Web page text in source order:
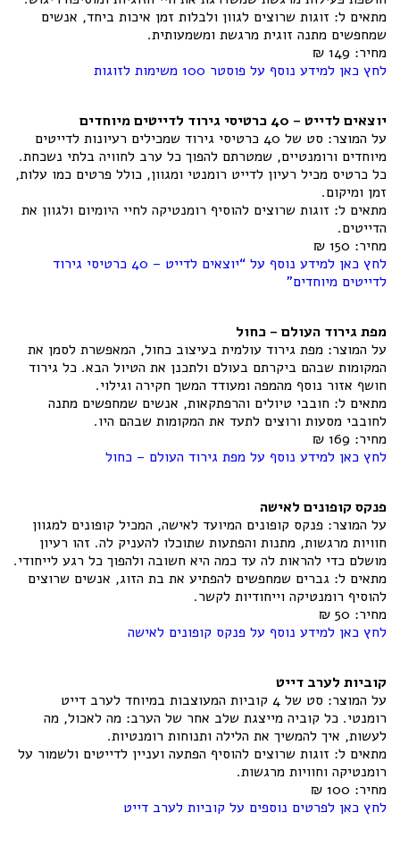
מתאים ל: זוגות שרוצים לגוון ולבלות זמן איכות ביחד, אנשים
שמחפשים מתנה זוגית מרגשת ומשמעותית.
מחיר: 149 ₪
לחץ כאן למידע נוסף על פוסטר 100 משימות לזוגות
יוצאים לדייט – 40 כרטיסי גירוד לדייטים מיוחדים
על המוצר: סט של 40 כרטיסי גירוד שמכילים רעיונות לדייטים
מיוחדים ורומנטיים, שמטרתם להפוך כל ערב לחוויה בלתי נשכחת.
כל כרטיס מכיל רעיון לדייט רומנטי ומגוון, כולל פרטים כמו עלות,
זמן ומיקום.
מתאים ל: זוגות שרוצים להוסיף רומנטיקה לחיי היומיום ולגוון את
הדייטים.
מחיר: 150 ₪
לחץ כאן למידע נוסף על “יוצאים לדייט – 40 כרטיסי גירוד
לדייטים מיוחדים”
מפת גירוד העולם – כחול
על המוצר: מפת גירוד עולמית בעיצוב כחול, המאפשרת לסמן את
המקומות שבהם ביקרתם בעולם ולתכנן את הטיול הבא. כל גירוד
חושף אזור נוסף מהמפה ומעודד המשך חקירה וגילוי.
מתאים ל: חובבי טיולים והרפתקאות, אנשים שמחפשים מתנה
לחובבי מסעות ורוצים לתעד את המקומות שבהם היו.
מחיר: 169 ₪
לחץ כאן למידע נוסף על מפת גירוד העולם – כחול
פנקס קופונים לאישה
על המוצר: פנקס קופונים המיועד לאישה, המכיל קופונים למגוון
חוויות מרגשות, מתנות והפתעות שתוכלו להעניק לה. זהו רעיון
מושלם כדי להראות לה עד כמה היא חשובה ולהפוך כל רגע לייחודי.
מתאים ל: גברים שמחפשים להפתיע את בת הזוג, אנשים שרוצים
להוסיף רומנטיקה וייחודיות לקשר.
מחיר: 50 ₪
לחץ כאן למידע נוסף על פנקס קופונים לאישה
קוביות לערב דייט
על המוצר: סט של 4 קוביות המעוצבות במיוחד לערב דייט
רומנטי. כל קוביה מייצגת שלב אחר של הערב: מה לאכול, מה
לעשות, איך להמשיך את הלילה ותנוחות רומנטיות.
מתאים ל: זוגות שרוצים להוסיף הפתעה ועניין לדייטים ולשמור על
רומנטיקה וחוויות מרגשות.
מחיר: 100 ₪
לחץ כאן לפרטים נוספים על קוביות לערב דייט